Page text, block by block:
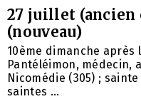
27 juillet (ancien
(nouveau)
10ème dimanche après
Pantéléimon, médecin,
Nicomédie (305) ;
saintes ...